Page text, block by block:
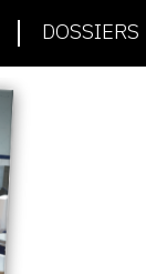
DOSSIERS